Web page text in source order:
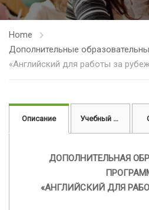
Home
Дополнительные
«Английский для работы за
Описание Учебный план
ДОПОЛНИТЕЛЬНАЯ
«АНГЛИЙСКИЙ ДЛЯ